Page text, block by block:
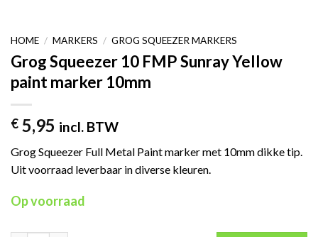
HOME / MARKERS / GROG SQUEEZER MARKERS
Grog Squeezer 10 FMP Sunray Yellow
paint marker 10mm
€ 5,95 incl. BTW
Grog Squeezer Full Metal Paint marker met 10mm dikke tip.
Uit voorraad leverbaar in diverse kleuren.
Op voorraad